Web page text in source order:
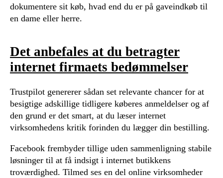
dokumentere sit køb, hvad end du er på gaveindkøb til
en dame eller herre.
Det anbefales at du betragter
internet firmaets bedømmelser
Trustpilot genererer sådan set relevante chancer for at
besigtige adskillige tidligere køberes anmeldelser og af
den grund er det smart, at du læser internet
virksomhedens kritik forinden du lægger din bestilling.
Facebook frembyder tillige uden sammenligning stabile
løsninger til at få indsigt i internet butikkens
troværdighed. Tilmed ses en del online virksomheder